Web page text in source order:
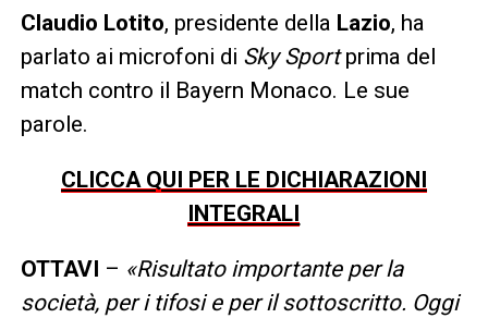
Claudio Lotito, presidente della Lazio, ha
parlato ai microfoni di Sky Sportprima del
match contro il Bayern Monaco. Le sue
parole.
CLICCA QUI PER LE DICHIARAZIONI
INTEGRALI
OTTAVI – «Risultato importante per la
società, per i tifosi e per il sottoscritto. Oggi